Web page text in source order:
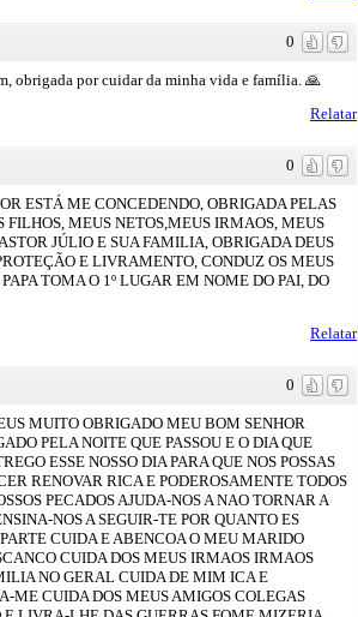
0
obrigada por cuidar da minha vida e família. 🙏
Relatar
0
ESTÁ ME CONCEDENDO, OBRIGADA PELAS
MEUS NETOS,MEUS IRMAOS, MEUS
JÚLIO E SUA FAMILIA, OBRIGADA DEUS
E LIVRAMENTO, CONDUZ OS MEUS
TOMA O 1º LUGAR EM NOME DO PAI, DO
Relatar
0
MUITO OBRIGADO MEU BOM SENHOR
PELA NOITE QUE PASSOU E O DIA QUE
ESSE NOSSO DIA PARA QUE NOS POSSAS
RENOVAR RICA E PODEROSAMENTE TODOS
PECADOS AJUDA-NOS A NAO TORNAR A
NOS A SEGUIR-TE POR QUANTO ES
CUIDA E ABENCOA O MEU MARIDO
CUIDA DOS MEUS IRMAOS IRMAOS
NO GERAL CUIDA DE MIM ICA E
ME CUIDA DOS MEUS AMIGOS COLEGAS